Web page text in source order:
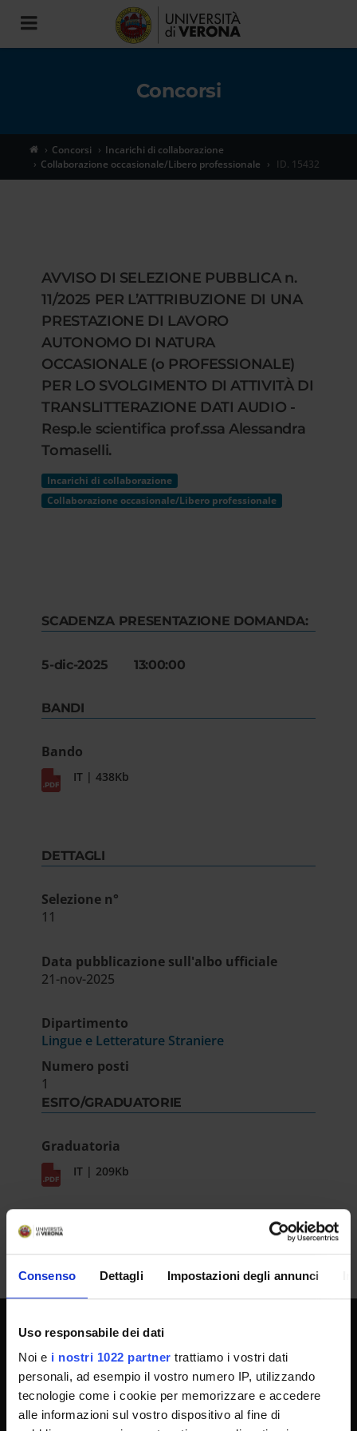
Consenso Dettagli Impostazioni degli annunci
Uso responsabile dei dati
Noi e i nostri 1022 partner trattiamo i vostri dati
personali, ad esempio il vostro numero IP, utilizzando
tecnologie come i cookie per memorizzare e accedere
alle informazioni sul vostro dispositivo al fine di
Toggle
navigation
Concorsi
Concorsi
Incarichi di collaborazione
Collaborazione occasionale/Libero professionale
ID. 15432
AVVISO DI SELEZIONE PUBBLICA n.
11/2025 PER L’ATTRIBUZIONE DI UNA
PRESTAZIONE DI LAVORO
AUTONOMO DI NATURA
OCCASIONALE (o PROFESSIONALE)
PER LO SVOLGIMENTO DI ATTIVITÀ DI
TRANSLITTERAZIONE DATI AUDIO -
Resp.le scientifica prof.ssa Alessandra
Tomaselli.
Incarichi di collaborazione
Collaborazione occasionale/Libero professionale
SCADENZA PRESENTAZIONE DOMANDA:
5-dic-2025 13:00:00
BANDI
Bando
IT | 438Kb
DETTAGLI
Selezione n°
11
Data pubblicazione sull'albo ufficiale
21-nov-2025
Dipartimento
Lingue e Letterature Straniere
Numero posti
1
ESITO/GRADUATORIE
Graduatoria
IT | 209Kb
SPORTELLO ATENEO
Amministrazione trasparente